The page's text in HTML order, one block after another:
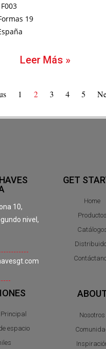
19
Leer Más »
1 2 3 4 5
10,
nivel,
GET
Home
Productos
espacio
Nosotros